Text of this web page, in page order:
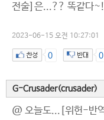
전술]은...?? 똑같다
2023-06-15 오전 10:27:01
0 0
G-Crusader(crusader)
@ 오늘도...[위헌-반